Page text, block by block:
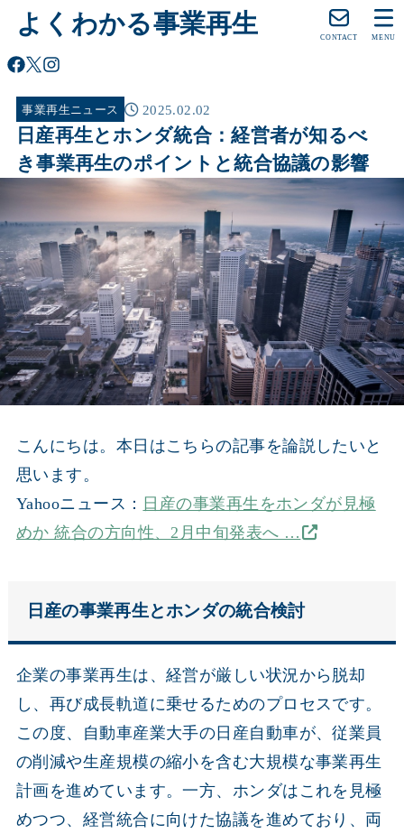
よくわかる事業再生 CONTACT MENU
事業再生ニュース 2025.02.02
日産再生とホンダ統合：経営者が知るべ
き事業再生のポイントと統合協議の影響
こんにちは。本日はこちらの記事を論説したいと
思います。
Yahooニュース： 日産の事業再生をホンダが見極
めか 統合の方向性、2月中旬発表へ …
日産の事業再生とホンダの統合検討
企業の事業再生は、経営が厳しい状況から脱却
し、再び成長軌道に乗せるためのプロセスです。
この度、自動車産業大手の日産自動車が、従業員
の削減や生産規模の縮小を含む大規模な事業再生
計画を進めています。一方、ホンダはこれを見極
めつつ、経営統合に向けた協議を進めており、両